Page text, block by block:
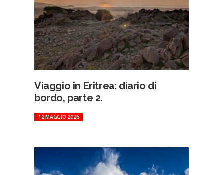
Viaggio in Eritrea: diario di
bordo, parte 2.
12 MAGGIO 2026